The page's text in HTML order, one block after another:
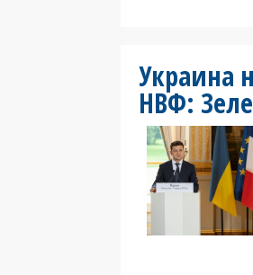
Украина
НВФ: